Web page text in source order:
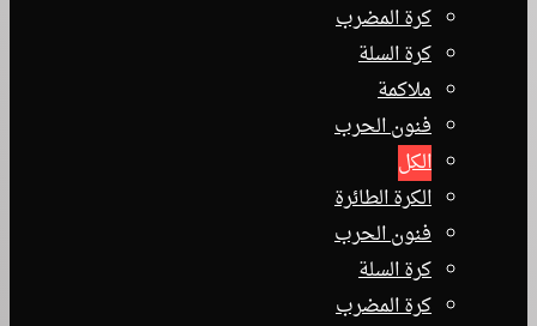
كرة المضرب
كرة السلة
ملاكمة
فنون الحرب
الكل
الكرة الطائرة
فنون الحرب
كرة السلة
كرة المضرب